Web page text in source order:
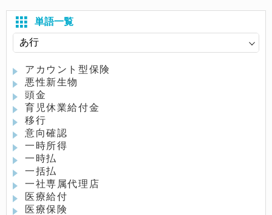
単語一覧
アカウント型保険
悪性新生物
頭金
育児休業給付金
移行
意向確認
一時所得
一時払
一括払
一社専属代理店
医療給付
医療保険